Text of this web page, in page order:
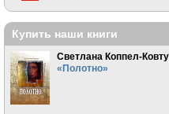
Купить наши книги
Светлана Коппел-
«Полотно»